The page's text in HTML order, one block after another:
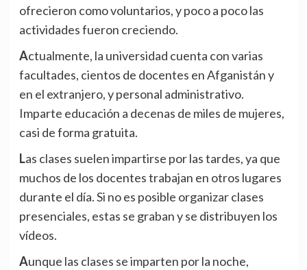
ofrecieron como voluntarios, y poco a poco las
actividades fueron creciendo.
Actualmente, la universidad cuenta con varias
facultades, cientos de docentes en Afganistán y
en el extranjero, y personal administrativo.
Imparte educación a decenas de miles de mujeres,
casi de forma gratuita.
Las clases suelen impartirse por las tardes, ya que
muchos de los docentes trabajan en otros lugares
durante el día. Si no es posible organizar clases
presenciales, estas se graban y se distribuyen los
vídeos.
Aunque las clases se imparten por la noche,